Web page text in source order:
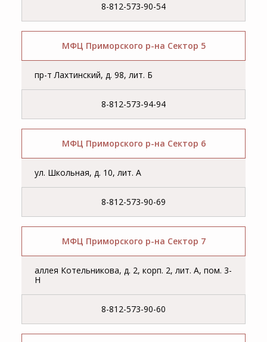
8-812-573-90-54
МФЦ Приморского р-на Сектор 5
пр-т Лахтинский, д. 98, лит. Б
8-812-573-94-94
МФЦ Приморского р-на Сектор 6
ул. Школьная, д. 10, лит. А
8-812-573-90-69
МФЦ Приморского р-на Сектор 7
аллея Котельникова, д. 2, корп. 2, лит. А, пом. 3-
Н
8-812-573-90-60